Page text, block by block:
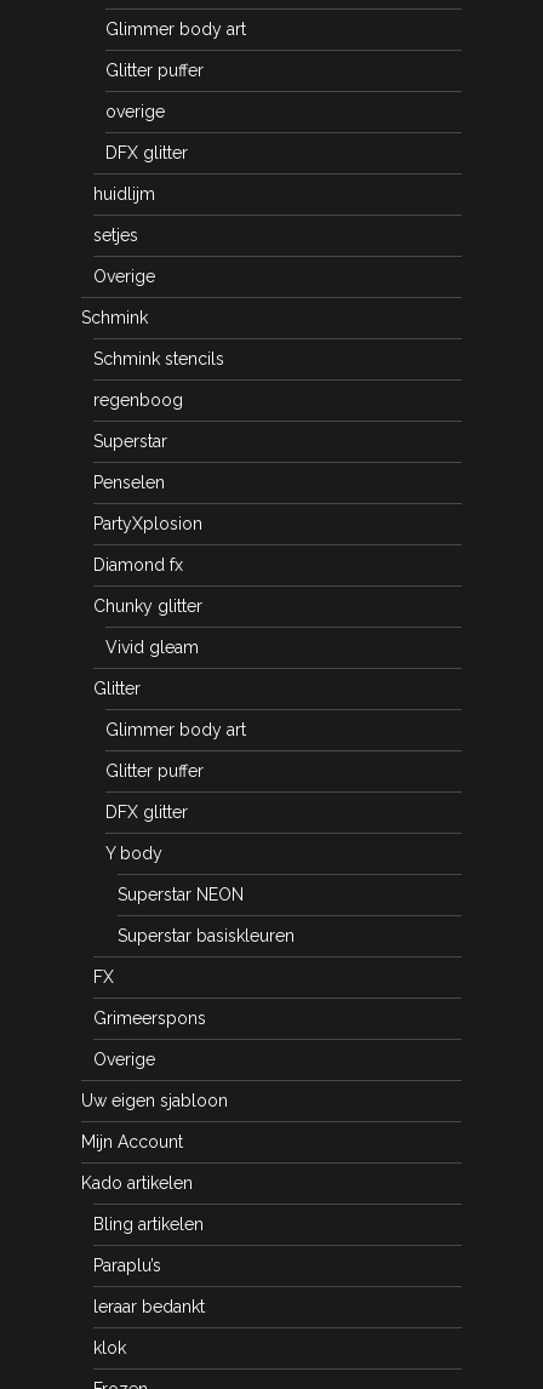
Glimmer body art
Glitter puffer
overige
DFX glitter
huidlijm
setjes
Overige
Schmink
Schmink stencils
regenboog
Superstar
Penselen
PartyXplosion
Diamond fx
Chunky glitter
Vivid gleam
Glitter
Glimmer body art
Glitter puffer
DFX glitter
Y body
Superstar NEON
Superstar basiskleuren
FX
Grimeerspons
Overige
Uw eigen sjabloon
Mijn Account
Kado artikelen
Bling artikelen
Paraplu’s
leraar bedankt
klok